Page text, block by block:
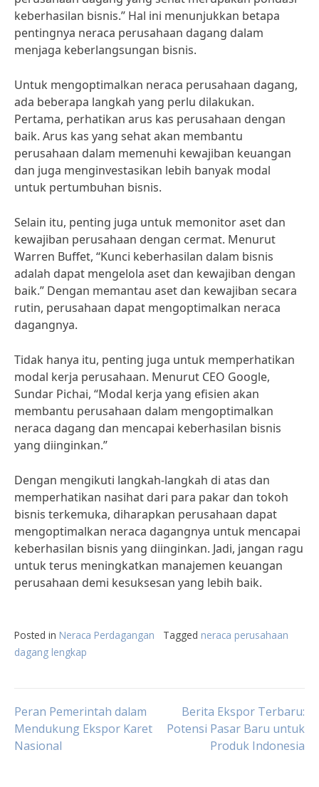
keberhasilan bisnis.” Hal ini menunjukkan betapa
pentingnya neraca perusahaan dagang dalam
menjaga keberlangsungan bisnis.
Untuk mengoptimalkan neraca perusahaan dagang,
ada beberapa langkah yang perlu dilakukan.
Pertama, perhatikan arus kas perusahaan dengan
baik. Arus kas yang sehat akan membantu
perusahaan dalam memenuhi kewajiban keuangan
dan juga menginvestasikan lebih banyak modal
untuk pertumbuhan bisnis.
Selain itu, penting juga untuk memonitor aset dan
kewajiban perusahaan dengan cermat. Menurut
Warren Buffet, “Kunci keberhasilan dalam bisnis
adalah dapat mengelola aset dan kewajiban dengan
baik.” Dengan memantau aset dan kewajiban secara
rutin, perusahaan dapat mengoptimalkan neraca
dagangnya.
Tidak hanya itu, penting juga untuk memperhatikan
modal kerja perusahaan. Menurut CEO Google,
Sundar Pichai, “Modal kerja yang efisien akan
membantu perusahaan dalam mengoptimalkan
neraca dagang dan mencapai keberhasilan bisnis
yang diinginkan.”
Dengan mengikuti langkah-langkah di atas dan
memperhatikan nasihat dari para pakar dan tokoh
bisnis terkemuka, diharapkan perusahaan dapat
mengoptimalkan neraca dagangnya untuk mencapai
keberhasilan bisnis yang diinginkan. Jadi, jangan ragu
untuk terus meningkatkan manajemen keuangan
perusahaan demi kesuksesan yang lebih baik.
Posted in Neraca Perdagangan Tagged neraca perusahaan
dagang lengkap
Post
navigation
Peran Pemerintah dalam
Mendukung Ekspor Karet
Nasional
Berita Ekspor Terbaru:
Potensi Pasar Baru untuk
Produk Indonesia